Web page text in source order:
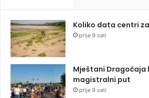
Koliko data centri
prije 9 sati
Mještani Dragočaja
magistralni put
prije 9 sati